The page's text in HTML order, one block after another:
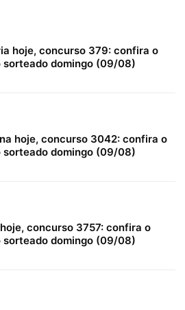
hoje, concurso 379: confira o
sorteado domingo (09/08)
hoje, concurso 3042: confira o
sorteado domingo (09/08)
concurso 3757: confira o
sorteado domingo (09/08)